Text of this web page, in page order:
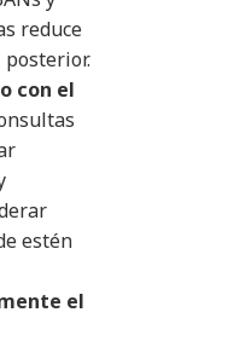
reduce
con el
estén
el